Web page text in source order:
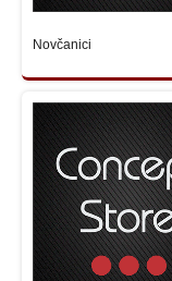
Novčanici